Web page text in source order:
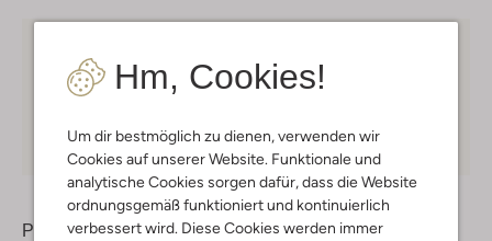
Hm, Cookies!
Um dir bestmöglich zu dienen, verwenden wir
Cookies auf unserer Website. Funktionale und
analytische Cookies sorgen dafür, dass die Website
ordnungsgemäß funktioniert und kontinuierlich
verbessert wird. Diese Cookies werden immer
Kostenloser Versand
Mitglieder in Deutschland
Produktinformation